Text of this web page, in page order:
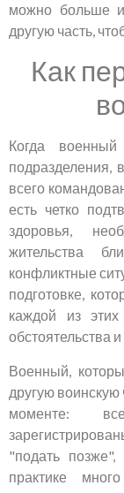
можно больше
другую часть,
Как
Когда военный
подразделения,
всего
есть четко
здоровья,
жительства
конфликтные
подготовке,
каждой из этих
обстоятельства
Военный,
другую
моменте:
"подать
практике